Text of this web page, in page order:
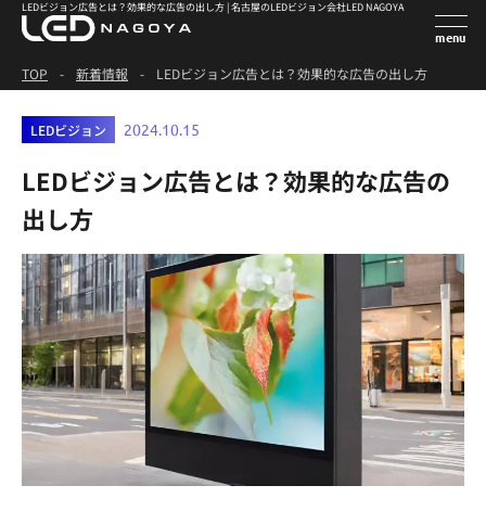
LEDビジョン広告とは？効果的な広告の出し方 | 名古屋のLEDビジョン会社LED NAGOYA
TOP - 新着情報 - LEDビジョン広告とは？効果的な広告の出し方
LEDビジョン 2024.10.15
LEDビジョン広告とは？効果的な広告の
出し方